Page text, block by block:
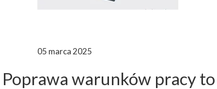
05 marca 2025
Poprawa warunków pracy to